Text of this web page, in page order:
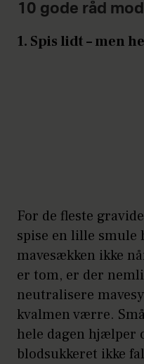
10 gode råd
1. Spis lidt – men
For de fleste
spise en lille smule
mavesækken ikke
er tom, er der
neutralisere
kvalmen værre.
hele dagen hjælper
blodsukkeret ikke